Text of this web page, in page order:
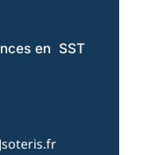
en SST